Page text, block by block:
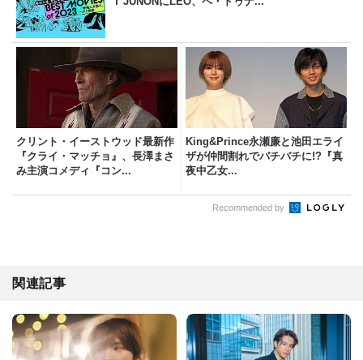
クリント・イーストウッド最新作
『クライ・マッチョ』、長澤まさ
み主演コメディ『コン...
King&Prince永瀬廉と池田エライ
ザが仲間割れでバチバチに!?『真
夜中乙女...
Recommended by
関連記事